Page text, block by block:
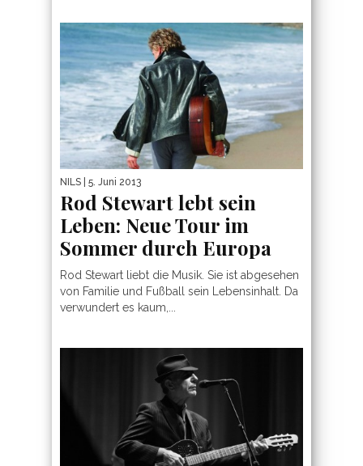
NILS | 5. Juni 2013
Rod Stewart lebt sein
Leben: Neue Tour im
Sommer durch Europa
Rod Stewart liebt die Musik. Sie ist abgesehen
von Familie und Fußball sein Lebensinhalt. Da
verwundert es kaum,...